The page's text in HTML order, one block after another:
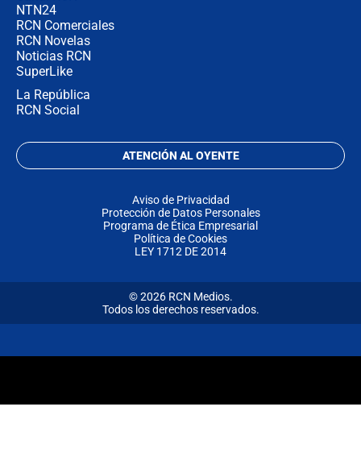
NTN24
RCN Comerciales
RCN Novelas
Noticias RCN
SuperLike
La República
RCN Social
ATENCIÓN AL OYENTE
Aviso de Privacidad
Protección de Datos Personales
Programa de Ética Empresarial
Política de Cookies
LEY 1712 DE 2014
© 2026 RCN Medios.
Todos los derechos reservados.